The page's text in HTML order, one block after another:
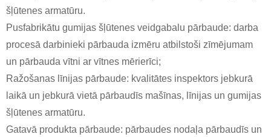
šļūtenes armatūru.
Pusfabrikātu gumijas šļūtenes veidgabalu pārbaude: darba
procesā darbinieki pārbauda izmēru atbilstoši zīmējumam
un pārbauda vītni ar vītnes mērierīci;
Ražošanas līnijas pārbaude: kvalitātes inspektors jebkurā
laikā un jebkurā vietā pārbaudīs mašīnas, līnijas un gumijas
šļūtenes armatūru.
Gatavā produkta pārbaude: pārbaudes nodaļa pārbaudīs un